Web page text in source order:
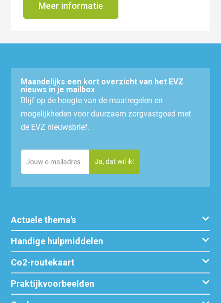
Meer informatie
Maandelijks een kort overzicht van het EVZ
nieuws in je mailbox
Blijf op de hoogte van de maatregelen en
mogelijkheden voor duurzaam zorgvastgoed met
de EVZ nieuwsbrief.
Actuele thema's
Handige hulpmiddelen
Co2-routekaart
Praktijkvoorbeelden